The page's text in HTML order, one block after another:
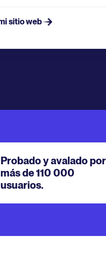
sitio web
Probado y avalado por
más de 110 000
usuarios.